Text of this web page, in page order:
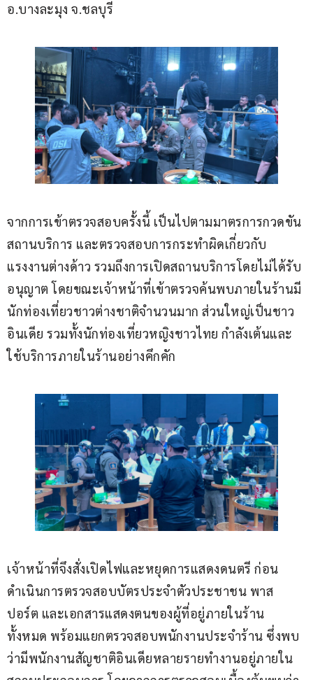
อ.บางละมุง จ.ชลบุรี
จากการเข้าตรวจสอบครั้งนี้ เป็นไปตามมาตรการกวดขัน
สถานบริการ และตรวจสอบการกระทำผิดเกี่ยวกับ
แรงงานต่างด้าว รวมถึงการเปิดสถานบริการโดยไม่ได้รับ
อนุญาต โดยขณะเจ้าหน้าที่เข้าตรวจค้นพบภายในร้านมี
นักท่องเที่ยวชาวต่างชาติจำนวนมาก ส่วนใหญ่เป็นชาว
อินเดีย รวมทั้งนักท่องเที่ยวหญิงชาวไทย กำลังเต้นและ
ใช้บริการภายในร้านอย่างคึกคัก
เจ้าหน้าที่จึงสั่งเปิดไฟและหยุดการแสดงดนตรี ก่อน
ดำเนินการตรวจสอบบัตรประจำตัวประชาชน พาส
ปอร์ต และเอกสารแสดงตนของผู้ที่อยู่ภายในร้าน
ทั้งหมด พร้อมแยกตรวจสอบพนักงานประจำร้าน ซึ่งพบ
ว่ามีพนักงานสัญชาติอินเดียหลายรายทำงานอยู่ภายใน